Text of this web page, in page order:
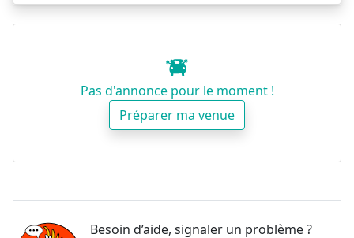
Pas d'annonce pour le moment !
Préparer ma venue
Besoin d’aide, signaler un problème ?